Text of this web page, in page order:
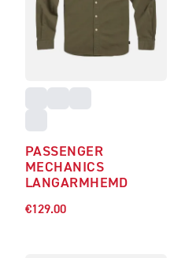
PASSENGER
MECHANICS
LANGARMHEMD
€129.00